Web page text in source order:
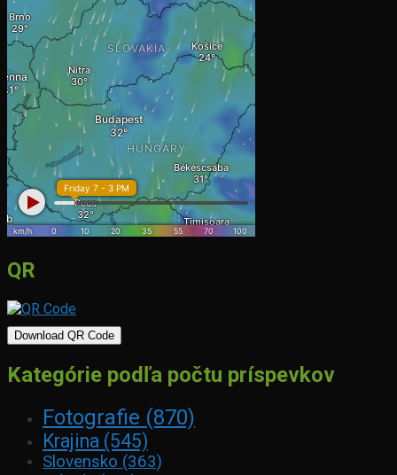
QR
Download QR Code
Kategórie podľa počtu príspevkov
Fotografie (870)
Krajina (545)
Slovensko (363)